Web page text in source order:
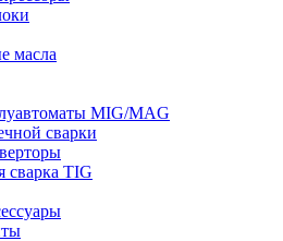
масла
MIG/MAG
сварки
сварка TIG